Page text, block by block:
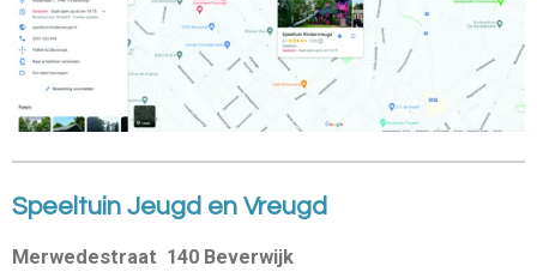
Speeltuin Jeugd en Vreugd
Merwedestraat 140 Beverwijk